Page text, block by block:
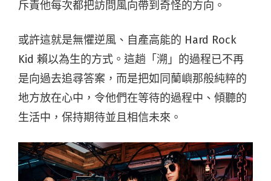
斥責他每次都把訪問風向帶到奇怪的方向。
或許這就是無懼逆風、自產高能的 Hard Rock
Kid 賴以為生的方式。這趟「溯」的過程已不再
是向過去追尋答案，而是把如同蘭嶼那般純粹的
地方放在心中，令他們在等待的過程中、傾聽的
生活中，保持期待並且相信未來。